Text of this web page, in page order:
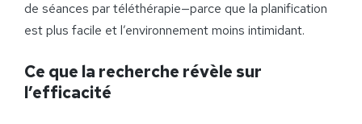
de séances par téléthérapie—parce que la planification
est plus facile et l’environnement moins intimidant.
Ce que la recherche révèle sur
l’efficacité